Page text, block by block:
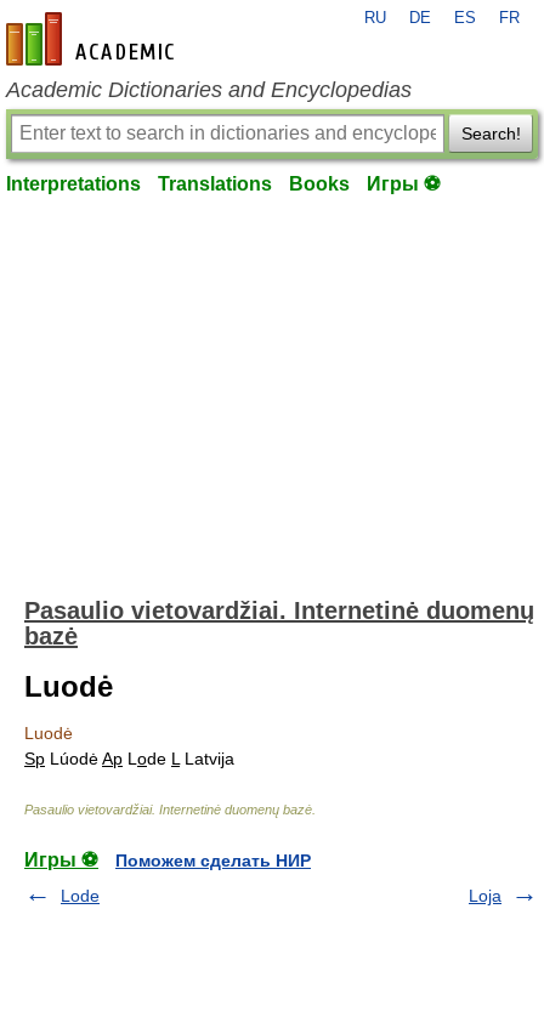
en-academic.com
RU DE ES FR
Academic Dictionaries and Encyclopedias
Search!
Interpretations Translations Books Игры ⚽
Pasaulio vietovardžiai. Internetinė duomenų
bazė
Luodė
Luodė
Sp LúodėAp L ode L Latvija
Pasaulio vietovardžiai. Internetinė duomenų bazė
Игры ⚽
Поможем сделать НИР
Lode
Loja